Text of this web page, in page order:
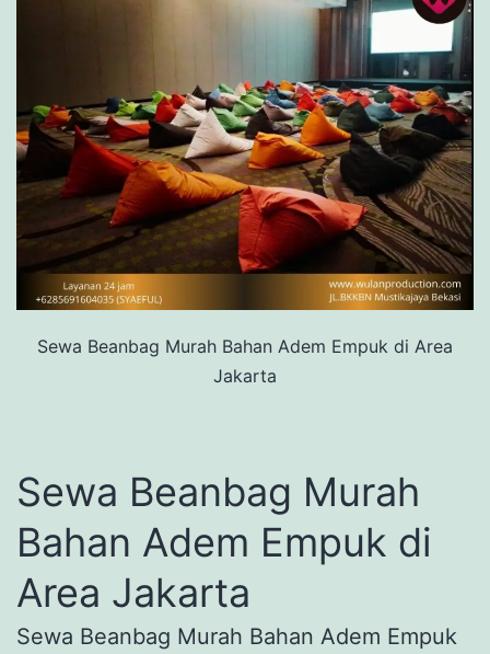
Sewa Beanbag Murah Bahan Adem Empuk di Area
Jakarta
Sewa Beanbag Murah
Bahan Adem Empuk di
Area Jakarta
Sewa Beanbag Murah Bahan Adem Empuk